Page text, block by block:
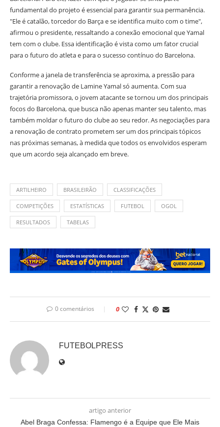
fundamental do projeto é essencial para garantir sua permanência.
"Ele é catalão, torcedor do Barça e se identifica muito com o time",
afirmou o presidente, ressaltando a conexão emocional que Yamal
tem com o clube. Essa identificação é vista como um fator crucial
para o futuro do atleta e para o sucesso contínuo do Barcelona.
Conforme a janela de transferência se aproxima, a pressão para
garantir a renovação de Lamine Yamal só aumenta. Com sua
trajetória promissora, o jovem atacante se tornou um dos principais
focos do Barcelona, que busca não apenas manter seu talento, mas
também moldar o futuro do clube ao seu redor. As negociações para
a renovação de contrato prometem ser um dos principais tópicos
nas próximas semanas, à medida que todos os envolvidos esperam
que um acordo seja alcançado em breve.
ARTILHEIRO BRASILEIRÃO CLASSIFICAÇÕES
COMPETIÇÕES ESTATÍSTICAS FUTEBOL OGOL
RESULTADOS TABELAS
0 comentários 0
FUTEBOLPRESS
artigo anterior
Abel Braga Confessa: Flamengo é a Equipe que Ele Mais